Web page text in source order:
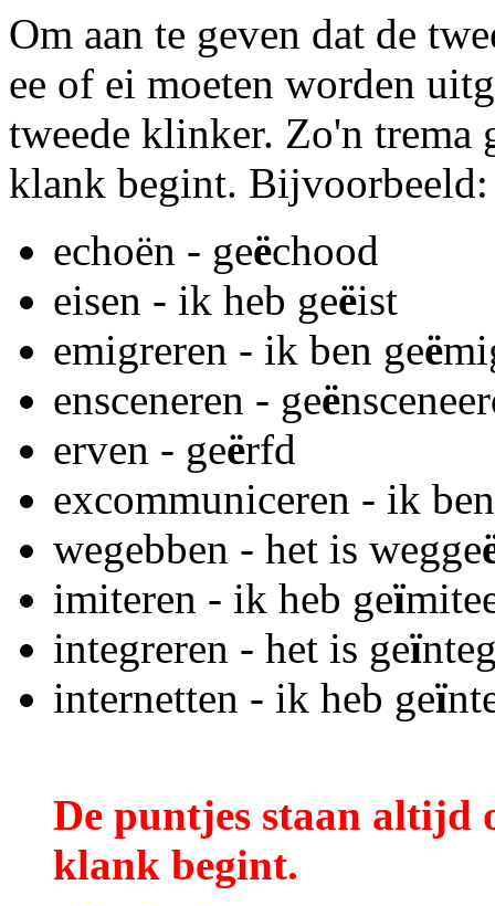
Om aan te geven dat de
ee of ei moeten worden
tweede klinker. Zo'n trema
klank begint. Bijvoorbeeld:
echoën - geëchood
eisen - ik heb geëist
emigreren - ik ben geë
ensceneren - geë
erven - geërfd
excommuniceren - ik
wegebben - het is wegge
imiteren - ik heb geï
integreren - het is geï
internetten - ik heb geï
De puntjes staan altijd
klank begint.